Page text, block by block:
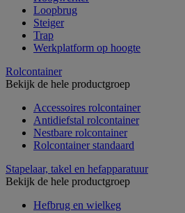
Loopbrug
Steiger
Trap
Werkplatform op hoogte
Rolcontainer
Bekijk de hele productgroep
Accessoires rolcontainer
Antidiefstal rolcontainer
Nestbare rolcontainer
Rolcontainer standaard
Stapelaar, takel en hefapparatuur
Bekijk de hele productgroep
Hefbrug en wielkeg